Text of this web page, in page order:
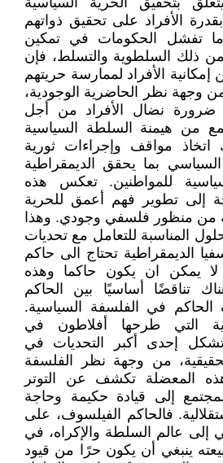
الأفراد على تحقيق ذواتهم
تفشل الحكومات في تمكين
من ذلك السلطوية والتسلط، فإن
الأفراد لممارسة حريتهم
وجهة نظر الحاضرية الوجودية،
ضرورة نضال الأفراد من أجل
من هيمنة السلطة السياسية
اتخاذ مواقف وإجراءات ثورية
بما يحقق الديمقراطية
للمواطنين. تعكس هذه
إلى تطوير فهم أعمق للحرية
من منظور فلسفي وجودي. وهذا
المناسبة للتعامل مع تحديات
الديمقراطية تحتاج الى حاكم
يمكن ان يكون حاكما وهذه
تناقضًا أساسيًا بين الحاكم
الحاكم في الفلسفة السياسية.
التي طرحها أفلاطون في
تشكل إحدى أكبر التحديات في
من وجهة نظر الفلسفة
هذه المعضلة تكشف عن التوتر
إلى قيادة حكيمة وحاجة
فالحاكم الفيلسوف، على
إلى عالم السلطة والإكراه، في
ينبغي أن يكون حرًا من قيود